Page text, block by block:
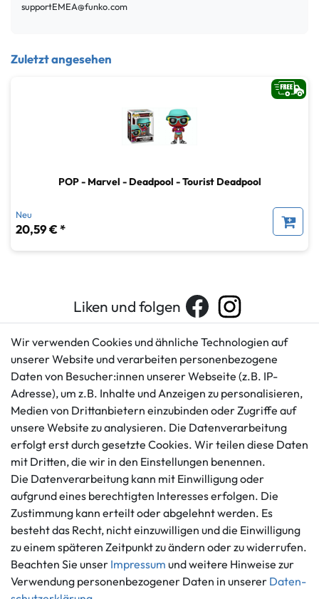
supportEMEA@funko.com
Zuletzt angesehen
POP - Marvel - Deadpool - Tourist Deadpool
Neu
20,59 € *
Liken und folgen
Kundenservice
+49 421 596586
Mo. - Fr. 9 - 16 Uhr
info@gameworld.de
Kontaktformular
Rechtliches
AGB
Impressum
Datenschutzerklärung
Barrierefreiheitserklärung
Widerrufs­recht
Vertrag widerrufen
Informationen
Ankauf
Über uns
Häufig gestellte Fragen
Zahlung und Versand
Zahlungsmöglichkeiten
Wir verwenden Cookies und ähnliche Technologien auf
unserer Website und verarbeiten personenbezogene
Daten von Besucher:innen unserer Webseite (z.B. IP-
Adresse), um z.B. Inhalte und Anzeigen zu personalisieren,
Medien von Drittanbietern einzubinden oder Zugriffe auf
unsere Website zu analysieren. Die Datenverarbeitung
erfolgt erst durch gesetzte Cookies. Wir teilen diese Daten
mit Dritten, die wir in den Einstellungen benennen.
Die Datenverarbeitung kann mit Einwilligung oder
aufgrund eines berechtigten Interesses erfolgen. Die
Zustimmung kann erteilt oder abgelehnt werden. Es
besteht das Recht, nicht einzuwilligen und die Einwilligung
zu einem späteren Zeitpunkt zu ändern oder zu widerrufen.
Beachten Sie unser Impressum und weitere Hinweise zur
Verwendung personenbezogener Daten in unserer Daten­